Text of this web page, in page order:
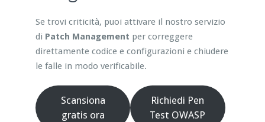
Se trovi criticità, puoi attivare il nostro servizio
di Patch Management per correggere
direttamente codice e configurazioni e chiudere
le falle in modo verificabile.
Scansiona
gratis ora
Richiedi Pen
Test OWASP